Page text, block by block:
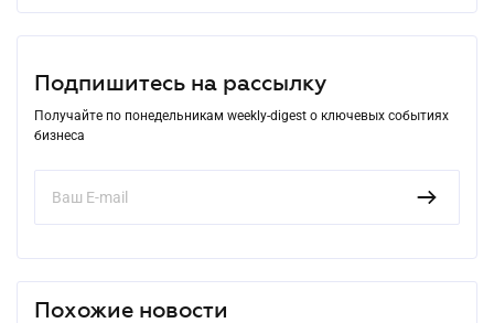
Подпишитесь на рассылку
Получайте по понедельникам weekly-digest о ключевых событиях
бизнеса
Похожие новости